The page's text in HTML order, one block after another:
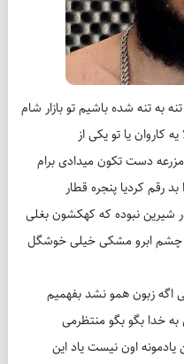
به تنه شده باشیم تو بازار شام
کاروان یا تو یکی از
دست تکون میدادی برام
رقم کردیا پنجره قطار
شیرین نبوده که کهکشون بغلی
چشم ابرو مشکی خیلی خوشگل
زبون همو نشد بفهمیم
به خدا بگو بگو منتظرمی
اون نیست یاد این